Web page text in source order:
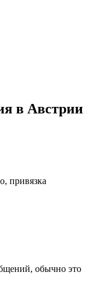
в Австрии
привязка
обычно это